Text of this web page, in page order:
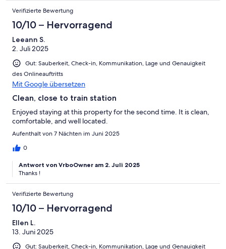
Verifizierte Bewertung
10/10 – Hervorragend
Leeann S.
2. Juli 2025
Gut: Sauberkeit, Check-in, Kommunikation, Lage und Genauigkeit
des Onlineauftritts
Mit Google übersetzen
Clean, close to train station
Enjoyed staying at this property for the second time. It is clean,
comfortable, and well located.
Aufenthalt von 7 Nächten im Juni 2025
0
Antwort von VrboOwner am 2. Juli 2025
Thanks !
Verifizierte Bewertung
10/10 – Hervorragend
Ellen L.
13. Juni 2025
Gut: Sauberkeit, Check-in, Kommunikation, Lage und Genauigkeit